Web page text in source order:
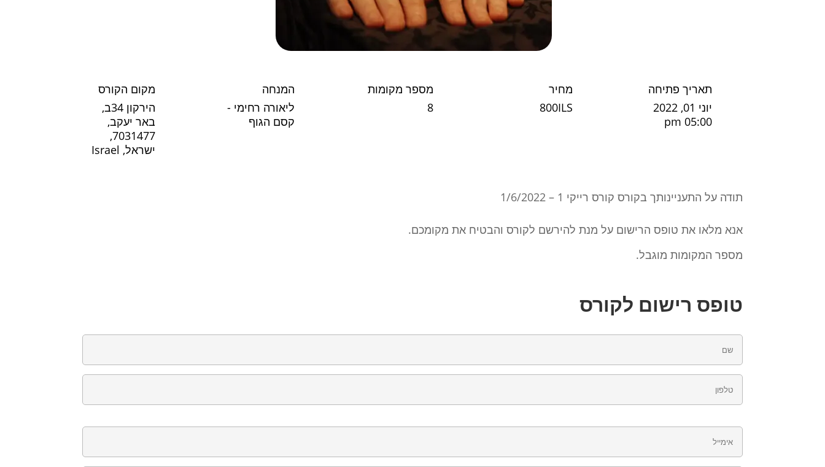
מקום הקורס
הירקון 34ב,
באר יעקב,
7031477,
ישראל, Israel
המנחה
ליאורה רחימי -
קסם הגוף
מספר מקומות
8
מחיר
800ILS
תאריך פתיחה
יוני 01, 2022
05:00 pm
תודה על התעניינותך בקורס קורס רייקי 1 – 1/6/2022
אנא מלאו את טופס הרישום על מנת להירשם לקורס והבטיח את מקומכם.
מספר המקומות מוגבל.
טופס רישום לקורס